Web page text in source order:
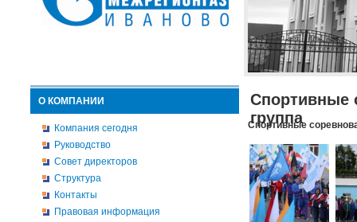
О КОМПАНИИ
Компания сегодня
Руководство
Совет директоров
Структура
Контакты
Правовая информация
Спортивные
группа
Спортивные